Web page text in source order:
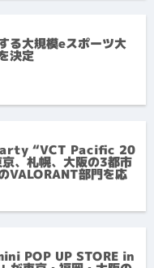
る大規模eスポーツ大
決定
“VCT Pacific 20
、札幌、大阪の3都市
VALORANT部門を応
POP UP STORE in